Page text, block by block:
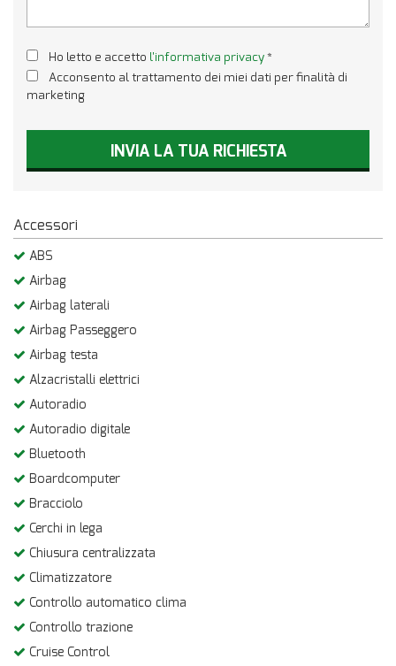
Ho letto e accetto l'informativa privacy*
Acconsento al trattamento dei miei dati per finalità di
marketing
INVIA LA TUA RICHIESTA
Accessori
ABS
Airbag
Airbag laterali
Airbag Passeggero
Airbag testa
Alzacristalli elettrici
Autoradio
Autoradio digitale
Bluetooth
Boardcomputer
Bracciolo
Cerchi in lega
Chiusura centralizzata
Climatizzatore
Controllo automatico clima
Controllo trazione
Cruise Control